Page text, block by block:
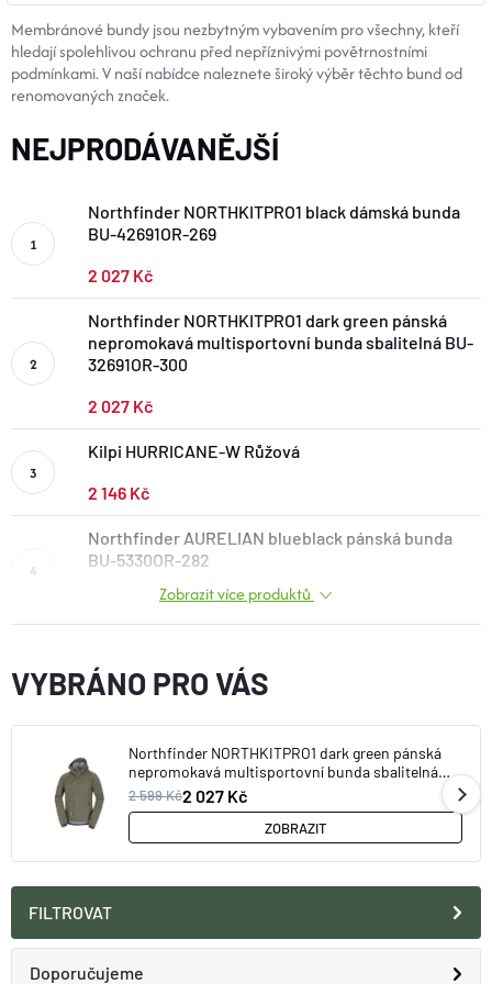
BOTY A PONOŽKY
DOPLŇKY
VYBAVENÍ
CYKLISTIKA
Značky
Velikosti Kontakty
Nákup pro kolektiv
Obchodní podmínky
Ochrana osobních údajů
Reklamace
Moje objednávka
Membránové bundy jsou nezbytným vybavením pro všechny, kteří
hledají spolehlivou ochranu před nepříznivými povětrnostními
podmínkami. V naší nabídce naleznete široký výběr těchto bund od
renomovaných značek.
NEJPRODÁVANĚJŠÍ
Northfinder NORTHKITPRO1 black dámská bunda
BU-42691OR-269
2 027 Kč
Northfinder NORTHKITPRO1 dark green pánská
nepromokavá multisportovní bunda sbalitelná BU-
32691OR-300
2 027 Kč
Kilpi HURRICANE-W Růžová
2 146 Kč
Northfinder AURELIAN blueblack pánská bunda
BU-5330OR-282
Zobrazit více produktů
VYBRÁNO PRO VÁS
Northfinder NORTHKITPRO1 dark green pánská
nepromokavá multisportovní bunda sbalitelná
BU-32691OR-300
2 599 Kč2 027 Kč
ZOBRAZIT
FILTROVAT
Ř
Doporučujeme